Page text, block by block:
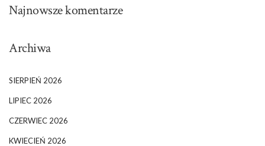
Najnowsze komentarze
Archiwa
SIERPIEŃ 2026
LIPIEC 2026
CZERWIEC 2026
KWIECIEŃ 2026